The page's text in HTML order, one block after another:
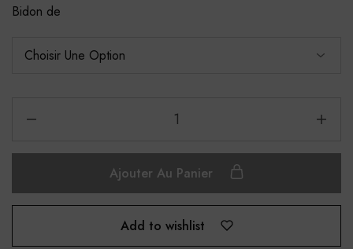
Bidon de
Ajouter Au Panier
Add to wishlist